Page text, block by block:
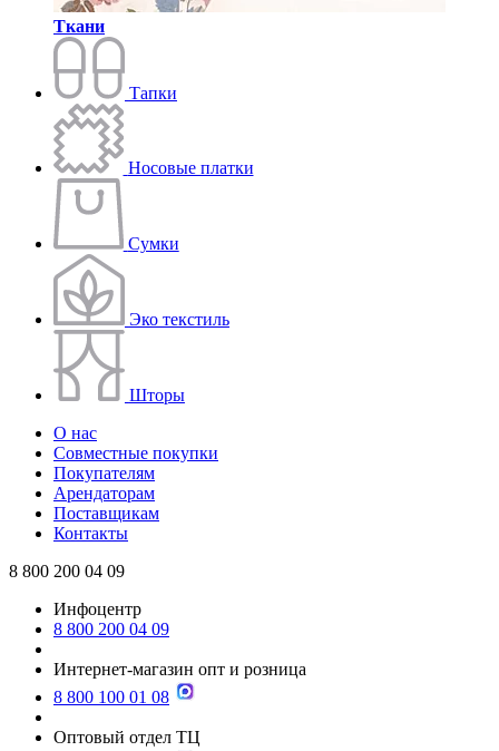
Ткани
Тапки
Носовые платки
Сумки
Эко текстиль
Шторы
О нас
Совместные покупки
Покупателям
Арендаторам
Поставщикам
Контакты
8 800 200 04 09
Инфоцентр
8 800 200 04 09
Интернет-магазин опт и розница
8 800 100 01 08
Оптовый отдел ТЦ